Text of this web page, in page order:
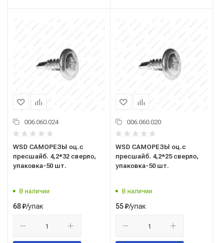
006.060.024
WSD САМОРЕЗЫ оц.с
пресшайб. 4,2*32 сверло,
упаковка-50 шт.
В наличии
68₽/упак
006.060.020
WSD САМОРЕЗЫ оц.с
пресшайб. 4,2*25 сверло,
упаковка-50 шт.
В наличии
55₽/упак